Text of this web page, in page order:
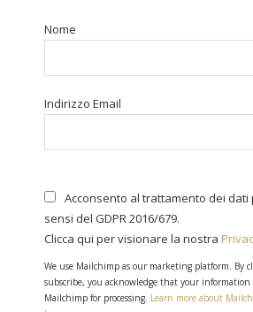
Nome
Indirizzo Email
Acconsento al trattamento dei dati
sensi del GDPR 2016/679.
Clicca qui per visionare la nostra
We use Mailchimp as our marketing platform. By
subscribe, you acknowledge that your
Mailchimp for processing. Learn more about